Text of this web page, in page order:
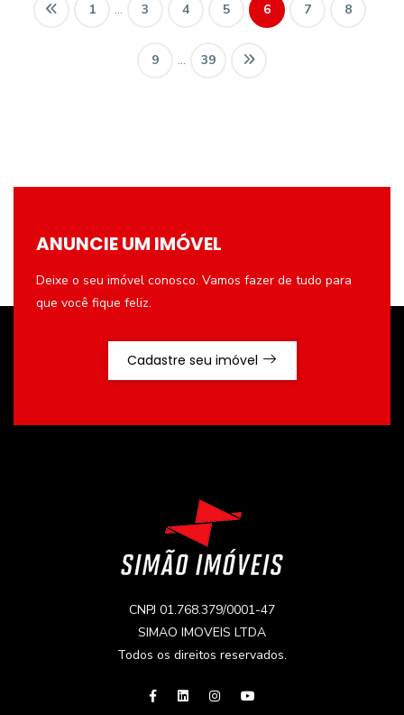
1 ... 3 4 5 6 7 8
9 ... 39
ANUNCIE UM IMÓVEL
Deixe o seu imóvel conosco. Vamos fazer de tudo para
que você fique feliz.
Cadastre seu imóvel
CNPJ 01.768.379/0001-47
SIMAO IMOVEIS LTDA
Todos os direitos reservados.